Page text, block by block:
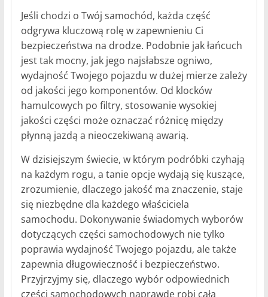
Jeśli chodzi o Twój samochód, każda część
odgrywa kluczową rolę w zapewnieniu Ci
bezpieczeństwa na drodze. Podobnie jak łańcuch
jest tak mocny, jak jego najsłabsze ogniwo,
wydajność Twojego pojazdu w dużej mierze zależy
od jakości jego komponentów. Od klocków
hamulcowych po filtry, stosowanie wysokiej
jakości części może oznaczać różnicę między
płynną jazdą a nieoczekiwaną awarią.
W dzisiejszym świecie, w którym podróbki czyhają
na każdym rogu, a tanie opcje wydają się kuszące,
zrozumienie, dlaczego jakość ma znaczenie, staje
się niezbędne dla każdego właściciela
samochodu. Dokonywanie świadomych wyborów
dotyczących części samochodowych nie tylko
poprawia wydajność Twojego pojazdu, ale także
zapewnia długowieczność i bezpieczeństwo.
Przyjrzyjmy się, dlaczego wybór odpowiednich
części samochodowych naprawdę robi całą